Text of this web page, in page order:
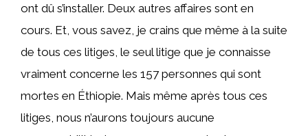
ont dû s’installer. Deux autres affaires sont en
cours. Et, vous savez, je crains que même à la suite
de tous ces litiges, le seul litige que je connaisse
vraiment concerne les 157 personnes qui sont
mortes en Éthiopie. Mais même après tous ces
litiges, nous n’aurons toujours aucune